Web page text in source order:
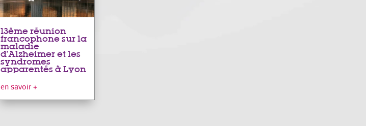
13ème réunion
francophone sur la
maladie
d’Alzheimer et les
syndromes
apparentés à Lyon
en savoir +